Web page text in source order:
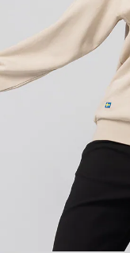
【注意事項】
１．透過由恩沛科技股份
易，需依本服務之必要範
權轉讓予恩沛科技股份有
２．關於個人資料處理事
https://aftee.tw/terms/
３．未成年的使用者請事
「AFTEE先享後付」，
４．使用「AFTEE先享
時審查核予不同之上限額
請求用戶進行身份認證。
５．嚴禁一人註冊多個帳
恩沛科技股份有限公司將